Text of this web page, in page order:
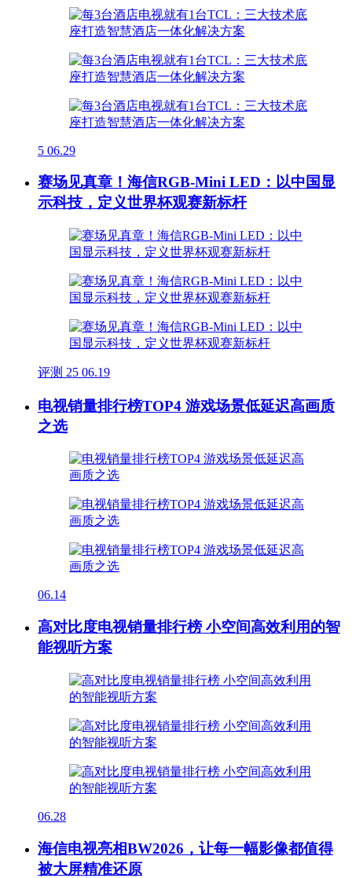
5 06.29
赛场见真章！海信RGB-Mini LED：以中国显
示科技，定义世界杯观赛新标杆
评测 25 06.19
电视销量排行榜TOP4 游戏场景低延迟高画质
之选
06.14
高对比度电视销量排行榜 小空间高效利用的智
能视听方案
06.28
海信电视亮相BW2026，让每一幅影像都值得
被大屏精准还原